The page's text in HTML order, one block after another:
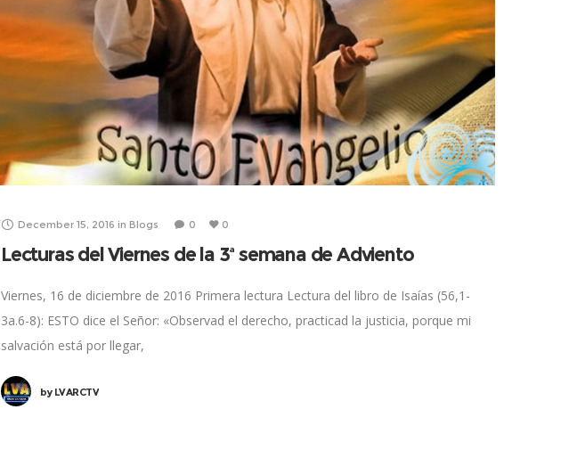
December 15, 2016 in Blogs 0 0
Lecturas del Viernes de la 3ª semana de Adviento
Viernes, 16 de diciembre de 2016 Primera lectura Lectura del libro de Isaías (56,1-
3a.6-8): ESTO dice el Señor: «Observad el derecho, practicad la justicia, porque mi
salvación está por llegar,
byLVARCTV